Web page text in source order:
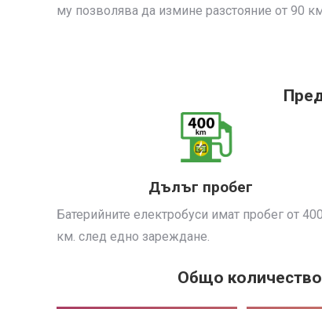
му позволява да измине разстояние от 90
Дълъг пробег
Батерийните електробуси имат пробег от 400
км. след едно зареждане.
Общо количество